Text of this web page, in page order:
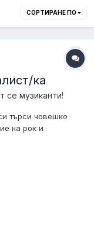
СОРТИРАНЕ ПО
ка
се музиканти!
търси човешко
на рок и
и по няколко
родженни дни и